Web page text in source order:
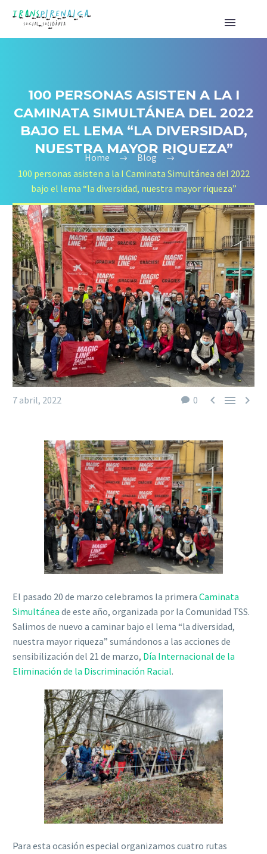
100 PERSONAS ASISTEN A LA I
CAMINATA SIMULTÁNEA DEL 2022
BAJO EL LEMA “LA DIVERSIDAD,
NUESTRA MAYOR RIQUEZA”
Home
Blog
100 personas asisten a la I Caminata Simultánea del 2022
bajo el lema “la diversidad, nuestra mayor riqueza”
0   
7 abril, 2022
El pasado 20 de marzo celebramos la primera Caminata
Simultánea de este año, organizada por la Comunidad TSS.
Salimos de nuevo a caminar bajo el lema “la diversidad,
nuestra mayor riqueza” sumándonos a las acciones de
sensibilización del 21 de marzo, Día Internacional de la
Eliminación de la Discriminación Racial.
Para esta ocasión especial organizamos cuatro rutas